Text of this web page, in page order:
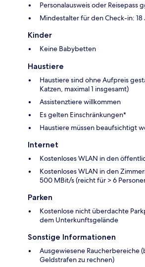
Personalausweis oder Reisepass
Mindestalter für den Check-in: 18
Kinder
Keine Babybetten
Haustiere
Haustiere sind ohne Aufpreis
Katzen, maximal 1 insgesamt)
Assistenztiere willkommen
Es gelten Einschränkungen*
Haustiere müssen beaufsichtigt
Internet
Kostenloses WLAN in den
Kostenloses WLAN in den
500 MBit/s (reicht für > 6
Parken
Kostenlose nicht überdachte
dem Unterkunftsgelände
Sonstige Informationen
Ausgewiesene Raucherbereiche
Geldstrafen zu rechnen)